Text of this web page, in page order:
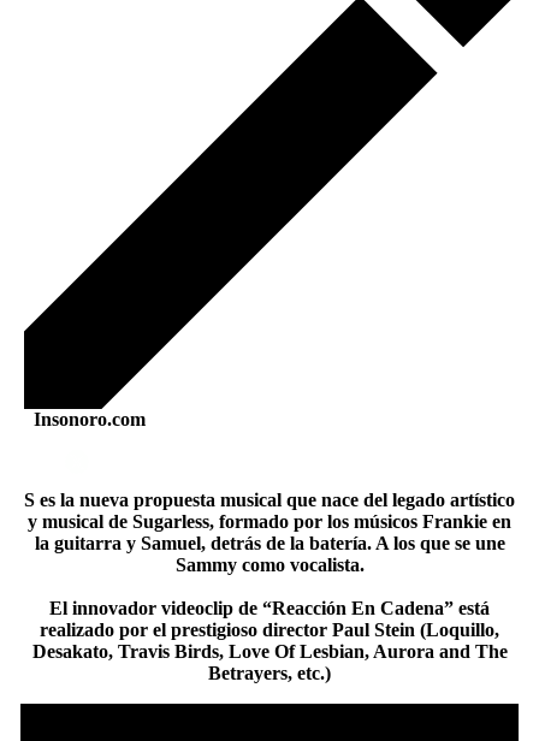
Insonoro.com
S es la nueva propuesta musical que nace del legado artístico
y musical de Sugarless, formado por los músicos Frankie en
la guitarra y Samuel, detrás de la batería. A los que se une
Sammy como vocalista.
El innovador videoclip de “Reacción En Cadena” está
realizado por el prestigioso director Paul Stein (Loquillo,
Desakato, Travis Birds, Love Of Lesbian, Aurora and The
Betrayers, etc.)